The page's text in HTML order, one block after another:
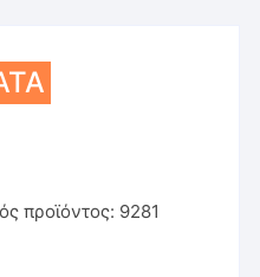
προϊόντος: 9281